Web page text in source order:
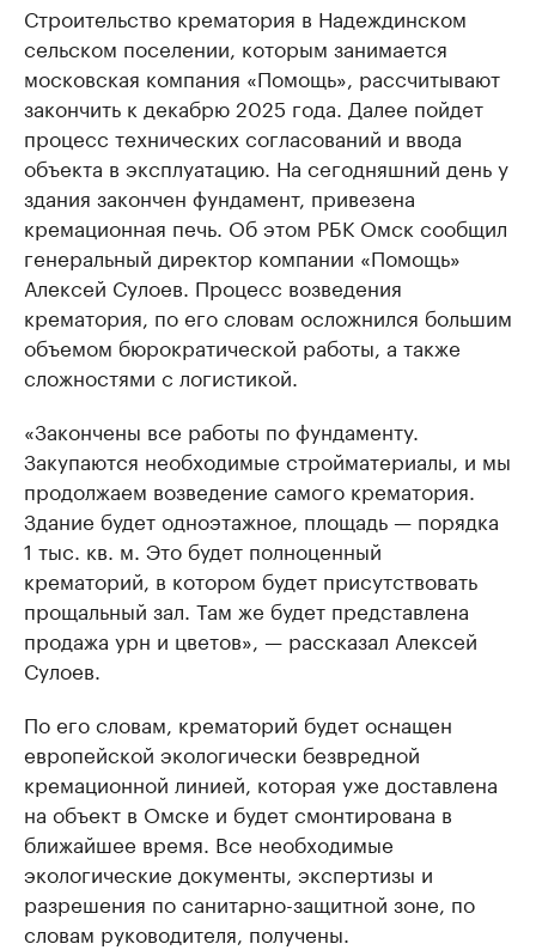
Строительство крематория в Надеждинском
сельском поселении, которым занимается
московская компания «Помощь», рассчитывают
закончить к декабрю 2025 года. Далее пойдет
процесс технических согласований и ввода
объекта в эксплуатацию. На сегодняшний день у
здания закончен фундамент, привезена
кремационная печь. Об этом РБК Омск сообщил
генеральный директор компании «Помощь»
Алексей Сулоев. Процесс возведения
крематория, по его словам осложнился большим
объемом бюрократической работы, а также
сложностями с логистикой.
«Закончены все работы по фундаменту.
Закупаются необходимые стройматериалы, и мы
продолжаем возведение самого крематория.
Здание будет одноэтажное, площадь — порядка
1 тыс. кв. м. Это будет полноценный
крематорий, в котором будет присутствовать
прощальный зал. Там же будет представлена
продажа урн и цветов», — рассказал Алексей
Сулоев.
По его словам, крематорий будет оснащен
европейской экологически безвредной
кремационной линией, которая уже доставлена
на объект в Омске и будет смонтирована в
ближайшее время. Все необходимые
экологические документы, экспертизы и
разрешения по санитарно-защитной зоне, по
словам руководителя, получены.